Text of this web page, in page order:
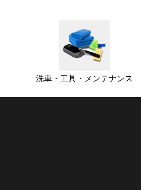
洗車・工具・メンテナンス